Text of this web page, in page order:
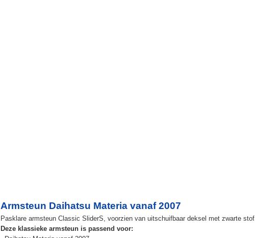
Armsteun Daihatsu Materia vanaf 2007
Pasklare armsteun Classic SliderS, voorzien van uitschuifbaar deksel met zwarte stof.
Deze klassieke armsteun is passend voor: